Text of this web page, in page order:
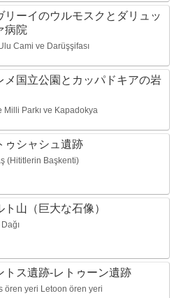
リーイのウルモスクとダリュッ
病院
Cami ve Darüşşifası
メ国立公園とカッパドキアの岩
Milli Parkı ve Kapadokya
ゥシャシュ遺跡
(Hititlerin Başkenti)
ト山（巨大な石像）
トス遺跡-レトゥーン遺跡
ören yeri Letoon ören yeri